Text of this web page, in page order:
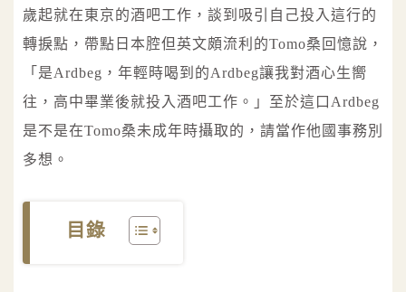
歲起就在東京的酒吧工作，談到吸引自己投入這行的
轉捩點，帶點日本腔但英文頗流利的Tomo桑回憶說，
「是Ardbeg，年輕時喝到的Ardbeg讓我對酒心生嚮
往，高中畢業後就投入酒吧工作。」至於這口Ardbeg
是不是在Tomo桑未成年時攝取的，請當作他國事務別
多想。
目錄